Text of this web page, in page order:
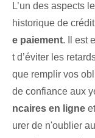
L’un des aspects
historique de
e paiement. Il est
t d’éviter les
que remplir vos
de confiance aux
ncaires en ligne
urer de n'oublier